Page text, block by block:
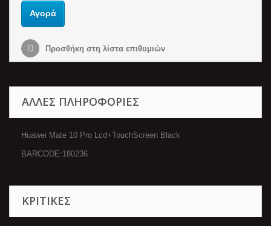
Αγορά
Προσθήκη στη λίστα επιθυμιών
ΆΛΛΕΣ ΠΛΗΡΟΦΟΡΊΕΣ
Huawei Mate 10 Pro Lcd+TouchScreen Black
BARCODE:180236
ΚΡΙΤΙΚΈΣ